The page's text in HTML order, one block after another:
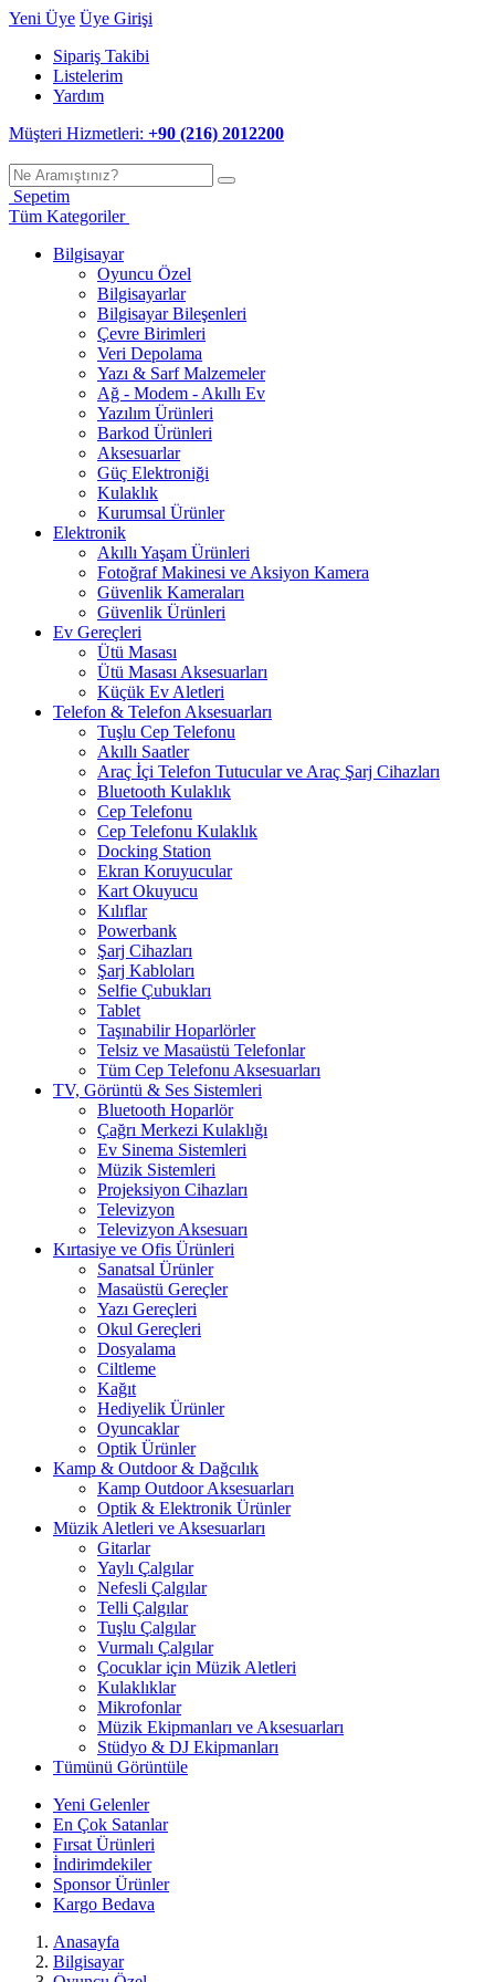
Yeni Üye Üye Girişi
Sipariş Takibi
Listelerim
Yardım
Müşteri Hizmetleri: +90 (216) 2012200
Sepetim
Tüm Kategoriler
Bilgisayar
Oyuncu Özel
Bilgisayarlar
Bilgisayar Bileşenleri
Çevre Birimleri
Veri Depolama
Yazı & Sarf Malzemeler
Ağ - Modem - Akıllı Ev
Yazılım Ürünleri
Barkod Ürünleri
Aksesuarlar
Güç Elektroniği
Kulaklık
Kurumsal Ürünler
Elektronik
Akıllı Yaşam Ürünleri
Fotoğraf Makinesi ve Aksiyon Kamera
Güvenlik Kameraları
Güvenlik Ürünleri
Ev Gereçleri
Ütü Masası
Ütü Masası Aksesuarları
Küçük Ev Aletleri
Telefon & Telefon Aksesuarları
Tuşlu Cep Telefonu
Akıllı Saatler
Araç İçi Telefon Tutucular ve Araç Şarj Cihazları
Bluetooth Kulaklık
Cep Telefonu
Cep Telefonu Kulaklık
Docking Station
Ekran Koruyucular
Kart Okuyucu
Kılıflar
Powerbank
Şarj Cihazları
Şarj Kabloları
Selfie Çubukları
Tablet
Taşınabilir Hoparlörler
Telsiz ve Masaüstü Telefonlar
Tüm Cep Telefonu Aksesuarları
TV, Görüntü & Ses Sistemleri
Bluetooth Hoparlör
Çağrı Merkezi Kulaklığı
Ev Sinema Sistemleri
Müzik Sistemleri
Projeksiyon Cihazları
Televizyon
Televizyon Aksesuarı
Kırtasiye ve Ofis Ürünleri
Sanatsal Ürünler
Masaüstü Gereçler
Yazı Gereçleri
Okul Gereçleri
Dosyalama
Ciltleme
Kağıt
Hediyelik Ürünler
Oyuncaklar
Optik Ürünler
Kamp & Outdoor & Dağcılık
Kamp Outdoor Aksesuarları
Optik & Elektronik Ürünler
Müzik Aletleri ve Aksesuarları
Gitarlar
Yaylı Çalgılar
Nefesli Çalgılar
Telli Çalgılar
Tuşlu Çalgılar
Vurmalı Çalgılar
Çocuklar için Müzik Aletleri
Kulaklıklar
Mikrofonlar
Müzik Ekipmanları ve Aksesuarları
Stüdyo & DJ Ekipmanları
Tümünü Görüntüle
Yeni Gelenler
En Çok Satanlar
Fırsat Ürünleri
İndirimdekiler
Sponsor Ürünler
Kargo Bedava
Anasayfa
Bilgisayar